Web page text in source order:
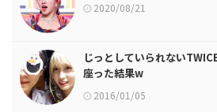
2020/08/21
じっとしていられない
座った結果w
2016/01/05